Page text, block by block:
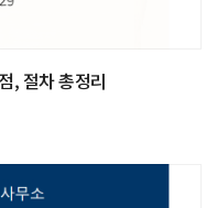
, 절차 총정리